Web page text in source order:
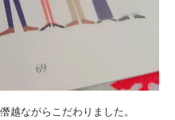
越ながらこだわりました。